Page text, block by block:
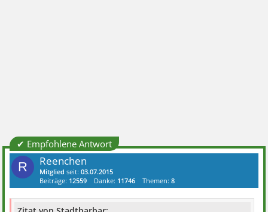
✔ Empfohlene Antwort
R Reenchen
Mitglied seit:03.07.2015
Beiträge: 12559 Danke: 11746 Themen:8